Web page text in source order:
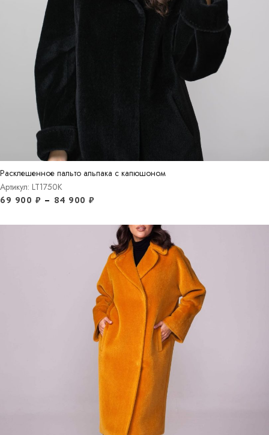
Расклешенное пальто альпака с капюшоном
Артикул: LT1750K
69 900 ₽ – 84 900 ₽